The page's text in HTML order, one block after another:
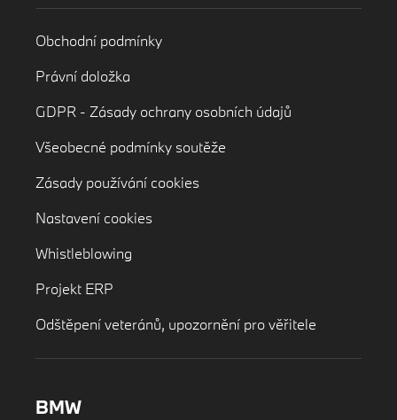
Obchodní podmínky
Právní doložka
GDPR - Zásady ochrany osobních údajů
Všeobecné podmínky soutěže
Zásady používání cookies
Nastavení cookies
Whistleblowing
Projekt ERP
Odštěpení veteránů, upozornění pro věřitele
BMW